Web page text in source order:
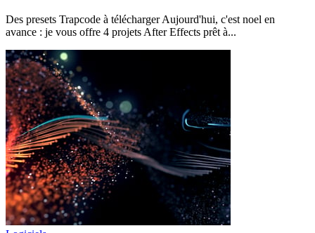
Des presets Trapcode à télécharger Aujourd'hui, c'est noel en
avance : je vous offre 4 projets After Effects prêt à...